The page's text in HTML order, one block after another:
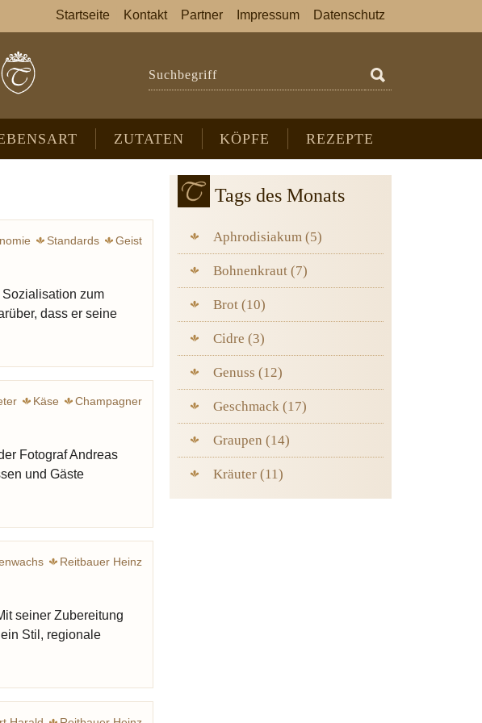
Suchbegriff
ZUTATEN KÖPFE REZEPTE
Startseite Kontakt Partner Impressum Datenschutz
Standards
Geist
Heinz Bottura Massimo
zum
dass er seine
Käse Champagner
Fotograf Andreas
und Gäste
Reitbauer Heinz
seiner Zubereitung
Stil, regionale
Tags des Monats
Aphrodisiakum (5)
Bohnenkraut (7)
Brot (10)
Cidre (3)
Genuss (12)
Geschmack (17)
Graupen (14)
Kräuter (11)